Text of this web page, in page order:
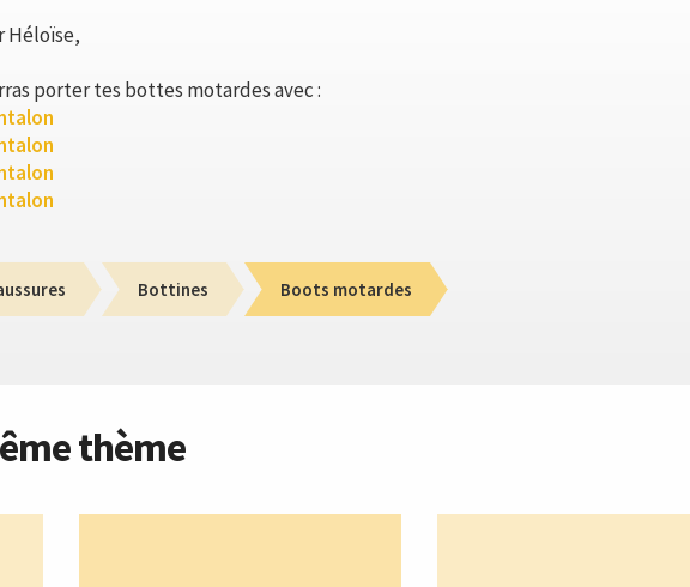
Héloïse,
porter tes bottes motardes avec :
Bottines Boots motardes
thème